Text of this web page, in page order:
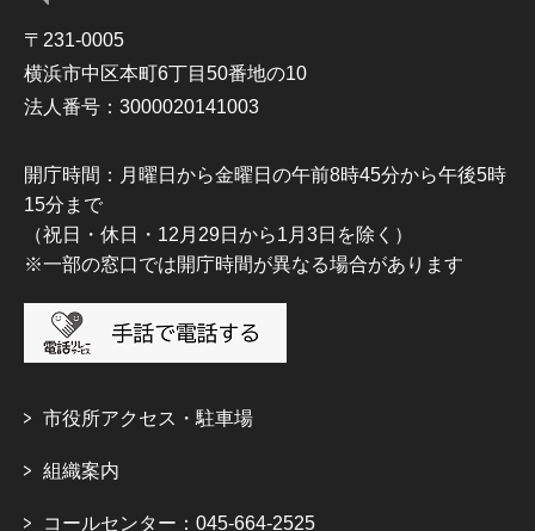
〒231-0005
横浜市中区本町6丁目50番地の10
法人番号：3000020141003
開庁時間：月曜日から金曜日の午前8時45分から午後5時
15分まで
（祝日・休日・12月29日から1月3日を除く）
※一部の窓口では開庁時間が異なる場合があります
市役所アクセス・駐車場
組織案内
コールセンター：045-664-2525